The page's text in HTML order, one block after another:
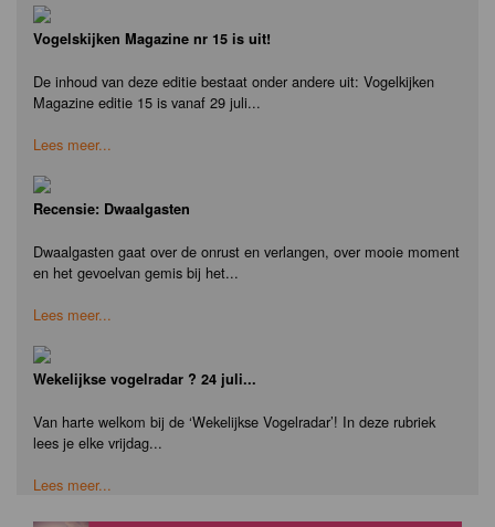
Vogelskijken Magazine nr 15 is uit!
De inhoud van deze editie bestaat onder andere uit: Vogelkijken
Magazine editie 15 is vanaf 29 juli...
Lees meer...
Recensie: Dwaalgasten
Dwaalgasten gaat over de onrust en verlangen, over mooie moment
en het gevoelvan gemis bij het...
Lees meer...
Wekelijkse vogelradar ? 24 juli...
Van harte welkom bij de ‘Wekelijkse Vogelradar’! In deze rubriek
lees je elke vrijdag...
Lees meer...